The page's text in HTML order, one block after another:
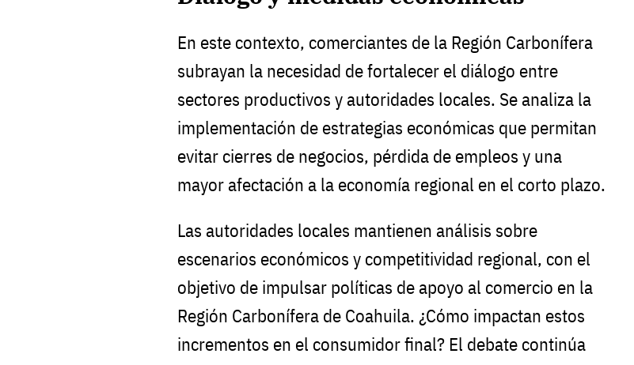
En este contexto, comerciantes de la Región Carbonífera
subrayan la necesidad de fortalecer el diálogo entre
sectores productivos y autoridades locales. Se analiza la
implementación de estrategias económicas que permitan
evitar cierres de negocios, pérdida de empleos y una
mayor afectación a la economía regional en el corto plazo.
Las autoridades locales mantienen análisis sobre
escenarios económicos y competitividad regional, con el
objetivo de impulsar políticas de apoyo al comercio en la
Región Carbonífera de Coahuila. ¿Cómo impactan estos
incrementos en el consumidor final? El debate continúa